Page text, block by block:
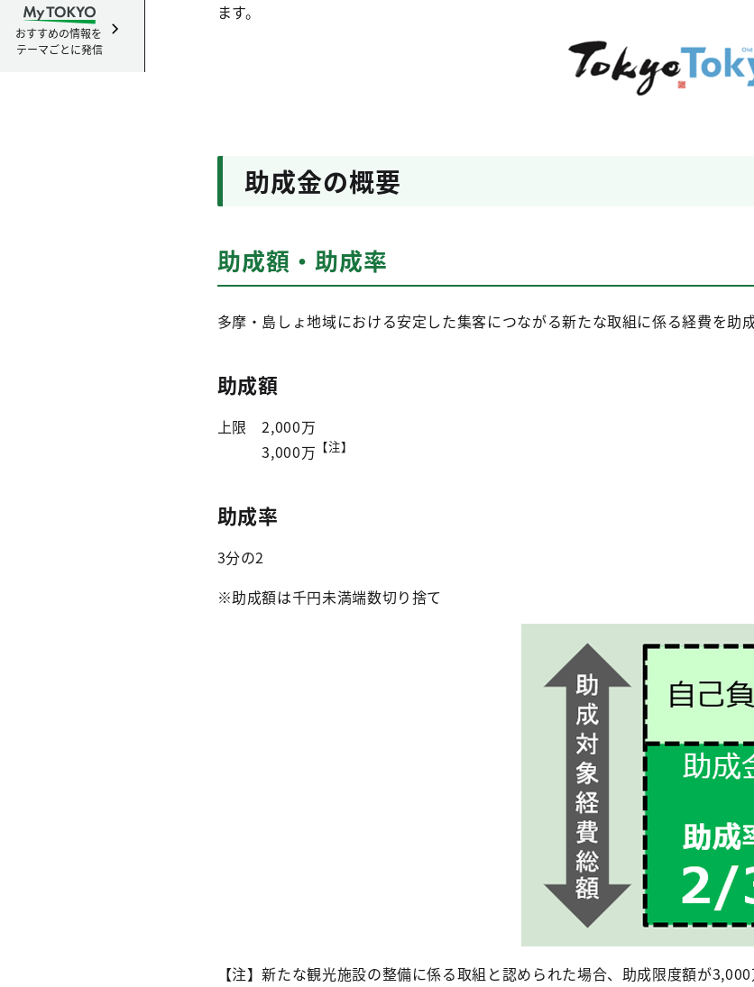
おすすめの情報を
テーマごとに発信
ます。
助成金の概要
助成額・助成率
多摩・島しょ地域における安定した集客につながる新たな取組に係る経費を助
助成額
上限 2,000万
3,000万 【注】
助成率
3分の2
※助成額は千円未満端数切り捨て
【注】新たな観光施設の整備に係る取組と認められた場合、助成限度額が